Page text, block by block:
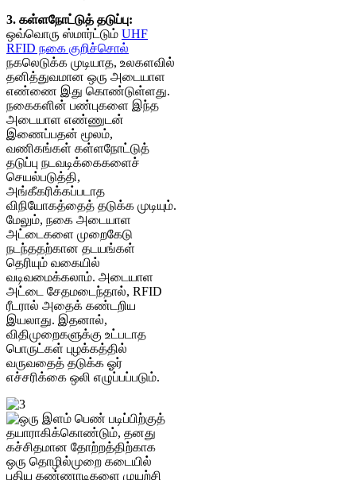
3. கள்ளநோட்டுத் தடுப்பு:
ஒவ்வொரு ஸ்மார்ட்டும் UHF
RFID நகை குறிச்சொல்
நகலெடுக்க முடியாத, உலகளவில்
தனித்துவமான ஒரு அடையாள
எண்ணை இது கொண்டுள்ளது.
நகைகளின் பண்புகளை இந்த
அடையாள எண்ணுடன்
இணைப்பதன் மூலம்,
வணிகங்கள் கள்ளநோட்டுத்
தடுப்பு நடவடிக்கைகளைச்
செயல்படுத்தி,
அங்கீகரிக்கப்படாத
விநியோகத்தைத் தடுக்க முடியும்.
மேலும், நகை அடையாள
அட்டைகளை முறைகேடு
நடந்ததற்கான தடயங்கள்
தெரியும் வகையில்
வடிவமைக்கலாம். அடையாள
அட்டை சேதமடைந்தால், RFID
ரீடரால் அதைக் கண்டறிய
இயலாது. இதனால்,
விதிமுறைகளுக்கு உட்படாத
பொருட்கள் புழக்கத்தில்
வருவதைத் தடுக்க ஓர்
எச்சரிக்கை ஒலி எழுப்பப்படும்.